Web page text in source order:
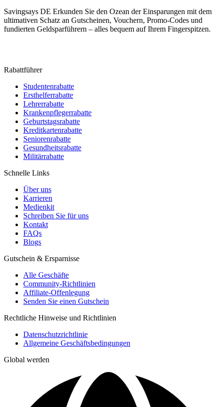
Savingsays DE Erkunden Sie den Ozean der Einsparungen mit dem
ultimativen Schatz an Gutscheinen, Vouchern, Promo-Codes und
fundierten Geldsparführern – alles bequem auf Ihrem Fingerspitzen.
Rabattführer
Studentenrabatte
Ersthelferrabatte
Lehrerrabatte
Krankenpflegerrabatte
Geburtstagsrabatte
Kreditkartenrabatte
Seniorenrabatte
Gesundheitsrabatte
Militärrabatte
Schnelle Links
Über uns
Karrieren
Medienkit
Schreiben Sie für uns
Kontakt
FAQs
Blogs
Gutschein & Ersparnisse
Alle Geschäfte
Community-Richtlinien
Affiliate-Offenlegung
Senden Sie einen Gutschein
Rechtliche Hinweise und Richtlinien
Datenschutzrichtlinie
Allgemeine Geschäftsbedingungen
Global werden